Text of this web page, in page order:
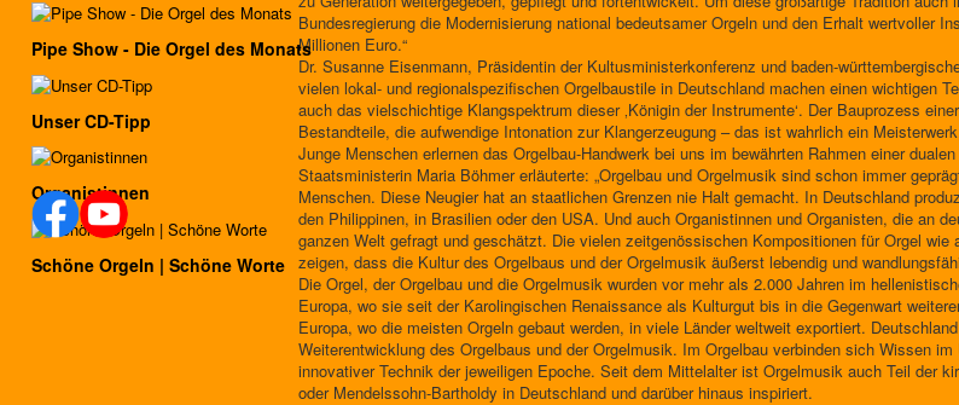
Bundesregierung die Modernisierung national bedeutsamer Orgeln und den Erhalt wertvoller
Millionen Euro.“
Dr. Susanne Eisenmann, Präsidentin der Kultusministerkonferenz und baden-
vielen lokal- und regionalspezifischen Orgelbaustile in Deutschland machen einen wichtigen
auch das vielschichtige Klangspektrum dieser ‚Königin der Instrumente‘. Der Bauprozess
Bestandteile, die aufwendige Intonation zur Klangerzeugung – das ist wahrlich ein
Junge Menschen erlernen das Orgelbau-Handwerk bei uns im bewährten Rahmen einer
Staatsministerin Maria Böhmer erläuterte: „Orgelbau und Orgelmusik sind schon immer
Menschen. Diese Neugier hat an staatlichen Grenzen nie Halt gemacht. In Deutschland
den Philippinen, in Brasilien oder den USA. Und auch Organistinnen und Organisten, die an
ganzen Welt gefragt und geschätzt. Die vielen zeitgenössischen Kompositionen für Orgel
zeigen, dass die Kultur des Orgelbaus und der Orgelmusik äußerst lebendig und
Die Orgel, der Orgelbau und die Orgelmusik wurden vor mehr als 2.000 Jahren im
Europa, wo sie seit der Karolingischen Renaissance als Kulturgut bis in die Gegenwart
Europa, wo die meisten Orgeln gebaut werden, in viele Länder weltweit exportiert.
Weiterentwicklung des Orgelbaus und der Orgelmusik. Im Orgelbau verbinden sich Wissen
innovativer Technik der jeweiligen Epoche. Seit dem Mittelalter ist Orgelmusik auch Teil der
oder Mendelssohn-Bartholdy in Deutschland und darüber hinaus inspiriert.
Pipe Show - Die Orgel des Monats
Unser CD-Tipp
Organistinnen
Schöne Orgeln | Schöne Worte